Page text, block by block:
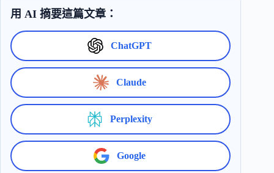
用 AI 摘要這篇文章：
ChatGPT
Claude
Perplexity
Google